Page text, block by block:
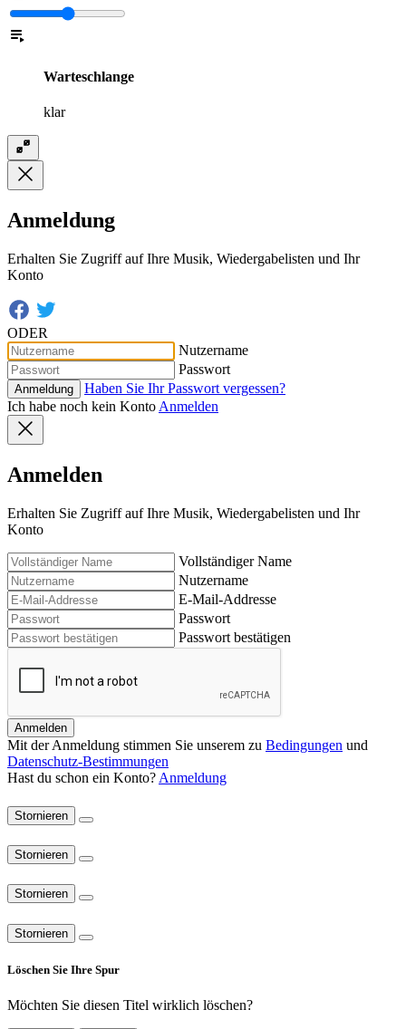
Warteschlange
klar
Anmeldung
Erhalten Sie Zugriff auf Ihre Musik, Wiedergabelisten und Ihr
Konto
ODER
Nutzername
Passwort
Anmeldung
Haben Sie Ihr Passwort vergessen?
Ich habe noch kein Konto Anmelden
Anmelden
Erhalten Sie Zugriff auf Ihre Musik, Wiedergabelisten und Ihr
Konto
Vollständiger Name
Nutzername
E-Mail-Addresse
Passwort
Passwort bestätigen
Anmelden
Mit der Anmeldung stimmen Sie unserem zu Bedingungen und
Datenschutz-Bestimmungen
Hast du schon ein Konto? Anmeldung
Stornieren
Stornieren
Stornieren
Stornieren
Löschen Sie Ihre Spur
Möchten Sie diesen Titel wirklich löschen?